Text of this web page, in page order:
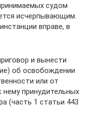
судом
исчерпывающим.
вправе, в
и вынести
об освобождении
или от
нему принудительных
(часть 1 статьи 443